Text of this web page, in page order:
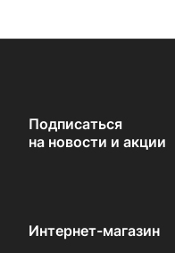
Подписаться
на новости и акции
Интернет-магазин